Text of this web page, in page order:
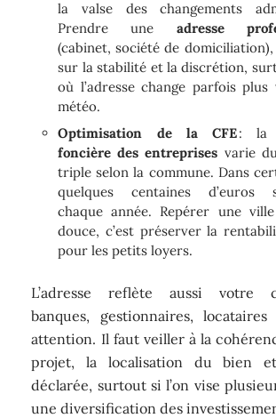
la valse des changements
Prendre une adresse
(cabinet, société de domiciliation),
sur la stabilité et la discrétion,
où l’adresse change parfois
météo.
Optimisation de la CFE: la
foncière des entreprises varie
triple selon la commune. Dans
quelques centaines d’euros
chaque année. Repérer une
douce, c’est préserver la
pour les petits loyers.
L’adresse reflète aussi votre
banques, gestionnaires,
attention. Il faut veiller à la
projet, la localisation du bien et
déclarée, surtout si l’on vise
une diversification des